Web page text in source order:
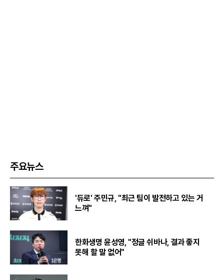
주요뉴스
'듀로' 주민규, "최근 팀이 발전하고 있는 거
느껴"
한화생명 윤성영, "정글 쉬바나, 결과 좋지
못해 할 말 없어"